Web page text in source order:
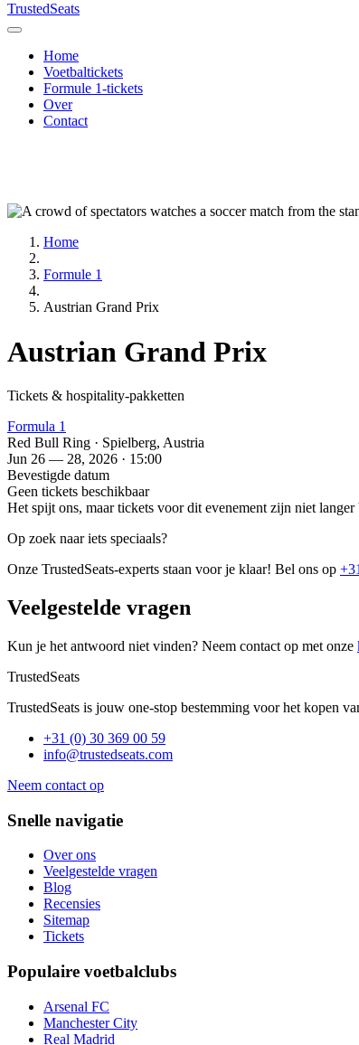
TrustedSeats
Home
Voetbaltickets
Formule 1-tickets
Over
Contact
Home
Formule 1
Austrian Grand Prix
Austrian Grand Prix
Tickets & hospitality-pakketten
Formula 1
Red Bull Ring · Spielberg, Austria
Jun 26 — 28, 2026 · 15:00
Bevestigde datum
Geen tickets beschikbaar
Het spijt ons, maar tickets voor dit evenement zijn niet
Op zoek naar iets speciaals?
Onze TrustedSeats-experts staan voor je klaar! Bel ons op
Veelgestelde vragen
Kun je het antwoord niet vinden? Neem contact op met onze
TrustedSeats
TrustedSeats is jouw one-stop bestemming voor het kopen
+31 (0) 30 369 00 59
info@trustedseats.com
Neem contact op
Snelle navigatie
Over ons
Veelgestelde vragen
Blog
Recensies
Sitemap
Tickets
Populaire voetbalclubs
Arsenal FC
Manchester City
Real Madrid